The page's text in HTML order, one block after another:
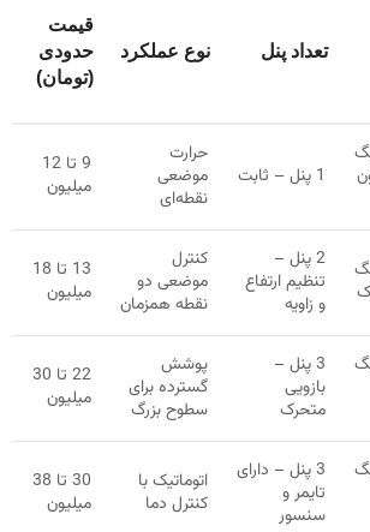
تعداد پنل نوع عملکرد
قیمت
حدودی
(تومان)
1 پنل – ثابت
حرارت
موضعی
نقطه‌ای
9 تا 12
میلیون
2 پنل –
تنظیم ارتفاع
و زاویه
کنترل
موضعی دو
نقطه همزمان
13 تا 18
میلیون
3 پنل –
بازویی
متحرک
پوشش
گسترده برای
سطوح بزرگ
22 تا 30
میلیون
3 پنل – دارای
تایمر و
سنسور
اتوماتیک با
کنترل دما
30 تا 38
میلیون